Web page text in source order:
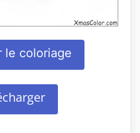
le coloriage